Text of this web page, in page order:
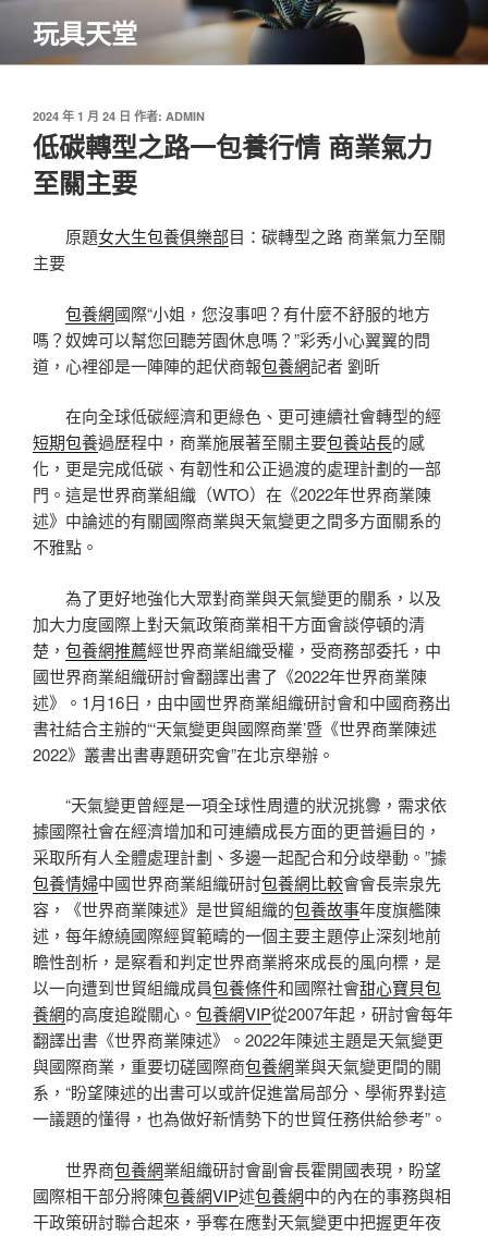
主
玩具天堂
發
佈
於
2024 年 1 月 24 日 作者: ADMIN
低碳轉型之路一包養行情 商業氣力
至關主要
原題女大生包養俱樂部目：碳轉型之路 商業氣力至關
主要
包養網國際“小姐，您沒事吧？有什麼不舒服的地方
嗎？奴婢可以幫您回聽芳園休息嗎？”彩秀小心翼翼的問
道，心裡卻是一陣陣的起伏商報包養網記者 劉昕
在向全球低碳經濟和更綠色、更可連續社會轉型的經
短期包養過歷程中，商業施展著至關主要包養站長的感
化，更是完成低碳、有韌性和公正過渡的處理計劃的一部
門。這是世界商業組織（WTO）在《2022年世界商業陳
述》中論述的有關國際商業與天氣變更之間多方面關系的
不雅點。
為了更好地強化大眾對商業與天氣變更的關系，以及
加大力度國際上對天氣政策商業相干方面會談停頓的清
楚， 包養網推薦經世界商業組織受權，受商務部委托，中
國世界商業組織研討會翻譯出書了《2022年世界商業陳
述》。1月16日，由中國世界商業組織研討會和中國商務出
書社結合主辦的“‘天氣變更與國際商業’暨《世界商業陳述
2022》叢書出書專題研究會”在北京舉辦。
“天氣變更曾經是一項全球性周遭的狀況挑釁，需求依
據國際社會在經濟增加和可連續成長方面的更普遍目的，
采取所有人全體處理計劃、多邊一起配合和分歧舉動。”據
包養情婦中國世界商業組織研討包養網比較會會長崇泉先
容，《世界商業陳述》是世貿組織的包養故事年度旗艦陳
述，每年繚繞國際經貿範疇的一個主要主題停止深刻地前
瞻性剖析，是察看和判定世界商業將來成長的風向標，是
以一向遭到世貿組織成員包養條件和國際社會甜心寶貝包
養網的高度追蹤關心。 包養網VIP從2007年起，研討會每年
翻譯出書《世界商業陳述》。2022年陳述主題是天氣變更
與國際商業，重要切磋國際商包養網業與天氣變更間的關
系，“盼望陳述的出書可以或許促進當局部分、學術界對這
一議題的懂得，也為做好新情勢下的世貿任務供給參考”。
世界商包養網業組織研討會副會長霍開國表現，盼望
國際相干部分將陳包養網VIP述包養網中的內在的事務與相
干政策研討聯合起來，爭奪在應對天氣變更中把握更年夜